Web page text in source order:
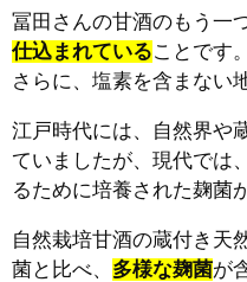
冨田さんの甘酒のもう一
仕込まれていることです。
さらに、塩素を含まない
江戸時代には、自然界や
ていましたが、現代では
るために培養された麹菌
自然栽培甘酒の蔵付き天
菌と比べ、 多様な麹菌が